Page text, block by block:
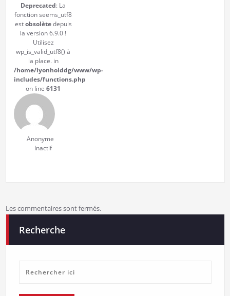
Deprecated: La
fonction seems_utf8
estobsolètedepuis
la version 6.9.0 !
Utilisez
wp_is_valid_utf8() à
la place. in
/home/lyonholddg/www/wp-
includes/functions.php
on line 6131
Anonyme
Inactif
Les commentaires sont fermés.
Recherche